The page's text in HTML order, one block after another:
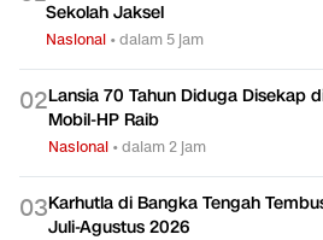
Sekolah Jaksel
Nasional •dalam 5 jam
02Lansia 70 Tahun Diduga Disekap
Mobil-HP Raib
Nasional •dalam 2 jam
03Karhutla di Bangka Tengah
Juli-Agustus 2026